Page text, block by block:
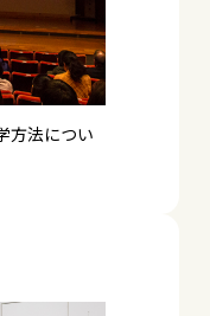
方法につい